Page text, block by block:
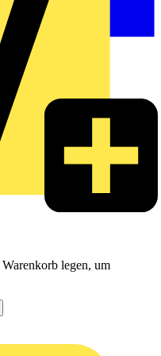
auf der Montageschiene.
im Rastfußbereich
legen, um